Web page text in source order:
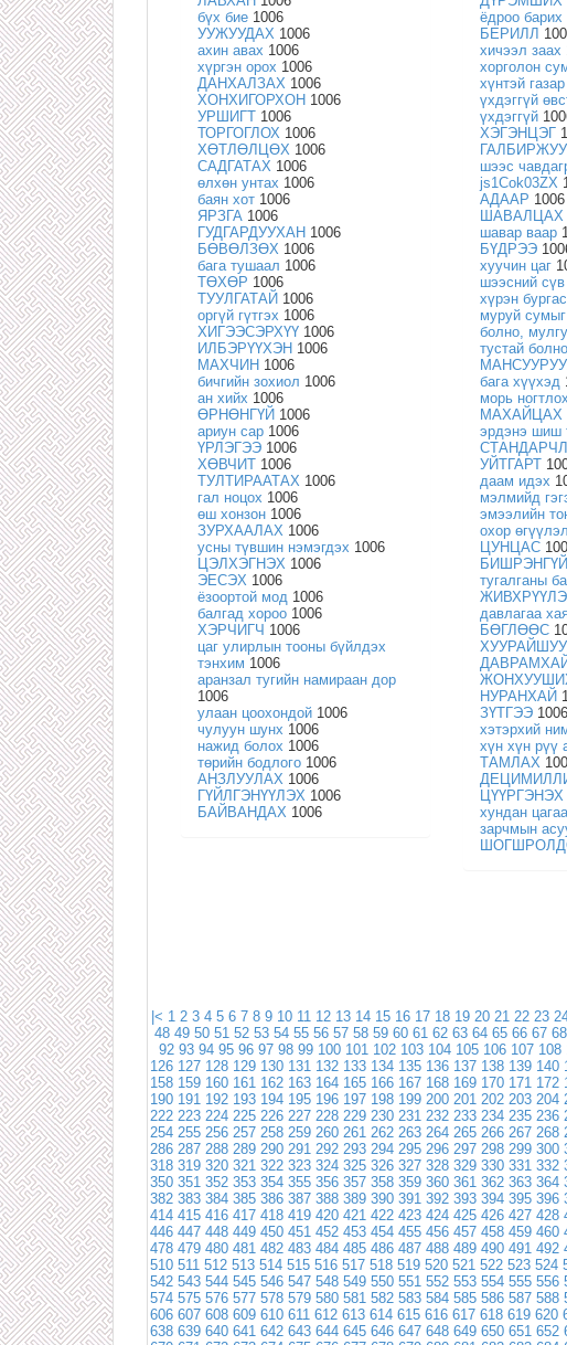
бүх бие 1006
УУЖУУДАХ 1006
ахин авах 1006
хүргэн орох 1006
ДАНХАЛЗАХ 1006
ХОНХИГОРХОН 1006
УРШИГТ 1006
ТОРГОГЛОХ 1006
ХӨТЛӨЛЦӨХ 1006
САДГАТАХ 1006
өлхөн унтах 1006
баян хот 1006
ЯРЗГА 1006
ГУДГАРДУУХАН 1006
БӨВӨЛЗӨХ 1006
бага тушаал 1006
ТӨХӨР 1006
ТУУЛГАТАЙ 1006
оргүй гүтгэх 1006
ХИГЭЭСЭРХҮҮ 1006
ИЛБЭРҮҮХЭН 1006
МАХЧИН 1006
бичгийн зохиол 1006
ан хийх 1006
ӨРНӨНГҮЙ 1006
ариун сар 1006
ҮРЛЭГЭЭ 1006
ХӨВЧИТ 1006
ТУЛТИРААТАХ 1006
гал ноцох 1006
өш хонзон 1006
ЗУРХААЛАХ 1006
усны түвшин нэмэгдэх 1006
ЦЭЛХЭГНЭХ 1006
ЭЕСЭХ 1006
ёзоортой мод 1006
балгад хороо 1006
ХЭРЧИГЧ 1006
цаг улирлын тооны бүйлдэх
тэнхим 1006
аранзал тугийн намираан дор
1006
улаан цоохондой 1006
чулуун шунх 1006
нажид болох 1006
төрийн бодлого 1006
АНЗЛУУЛАХ 1006
ГҮЙЛГЭНҮҮЛЭХ 1006
БАЙВАНДАХ 1006
ёдроо барих
БЕРИЛЛ
хичээл заах
хорголон
хүнтэй
үхдэггүй
үхдэггүй
ХЭГЭНЦЭГ
шээс
js1Cok03ZX
АДААР 1006
ШАВАЛЦАХ
шавар ваар
БҮДРЭЭ
хуучин цаг
шээсний сүв
хүрэн бургас
муруй
болно,
тустай болно
бага хүүхэд
морь ногтлох
МАХАЙЦАХ
эрдэнэ шиш
УЙТГАРТ
даам идэх
мэлмийд
эмээлийн
охор өгүүлэл
ЦУНЦАС
БИШРЭНГҮЙ
тугалганы
давлагаа
БӨГЛӨӨС
НУРАНХАЙ
ЗҮТГЭЭ 1006
хэтэрхий
хүн хүн рүү
ТАМЛАХ
ЦҮҮРГЭНЭХ
хундан
зарчмын
|< 1 2 3 4 5 6 7 8 9 10 11 12 13 14 15 16 17 18 19 20 21 22 23
48 49 50 51 52 53 54 55 56 57 58 59 60 61 62 63 64 65 66 67 68
92 93 94 95 96 97 98 99 100 101 102 103 104 105 106 107 108
126 127 128 129 130 131 132 133 134 135 136 137 138 139 140
158 159 160 161 162 163 164 165 166 167 168 169 170 171 172
190 191 192 193 194 195 196 197 198 199 200 201 202 203 204
222 223 224 225 226 227 228 229 230 231 232 233 234 235 236
254 255 256 257 258 259 260 261 262 263 264 265 266 267 268
286 287 288 289 290 291 292 293 294 295 296 297 298 299 300
318 319 320 321 322 323 324 325 326 327 328 329 330 331 332
350 351 352 353 354 355 356 357 358 359 360 361 362 363 364
382 383 384 385 386 387 388 389 390 391 392 393 394 395 396
414 415 416 417 418 419 420 421 422 423 424 425 426 427 428
446 447 448 449 450 451 452 453 454 455 456 457 458 459 460
478 479 480 481 482 483 484 485 486 487 488 489 490 491 492
510 511 512 513 514 515 516 517 518 519 520 521 522 523 524
542 543 544 545 546 547 548 549 550 551 552 553 554 555 556
574 575 576 577 578 579 580 581 582 583 584 585 586 587 588
606 607 608 609 610 611 612 613 614 615 616 617 618 619 620
638 639 640 641 642 643 644 645 646 647 648 649 650 651 652